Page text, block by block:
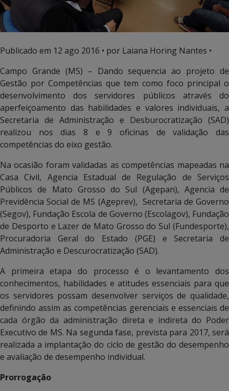
Publicado em 12 ago 2016 • por Laiana Horing Nantes •
Campo Grande (MS) – Dando sequencia ao projeto de
Gestão por Competências que tem como foco principal o
desenvolvimento dos servidores públicos através do
aperfeiçoamento das habilidades e valores individuais, a
Secretaria de Administração e Desburocratização (SAD)
realizou nos dias 8 e 9 oficinas de validação das
competências do eixo gestão.
Na ocasião foram validadas as competências mapeadas na
Casa Civil, Agencia Estadual de Regulação de Serviços
Públicos de Mato Grosso do Sul (Agepan), Agencia de
Previdência Social de MS (Ageprev), Secretaria de Governo
(Segov), Fundação Escola de Governo (Escolagov), Fundação
de Desporto e Lazer de Mato Grosso do Sul (Fundesporte),
Procuradoria Geral do Estado (PGE) e Secretaria de
Administração e Descurocratização (SAD).
A primeira etapa do processo é o levantamento dos
conhecimentos, habilidades e atitudes essenciais para que
os servidores possam desenvolver serviços de qualidade,
definindo assim as competências gerenciais e essenciais de
cada órgão da administração direta e indireta do Poder
Executivo de MS. Na segunda fase, prevista para 2017, será
realizada a implantação do ciclo de gestão do desempenho
e avaliação de desempenho individual.
Prorrogação